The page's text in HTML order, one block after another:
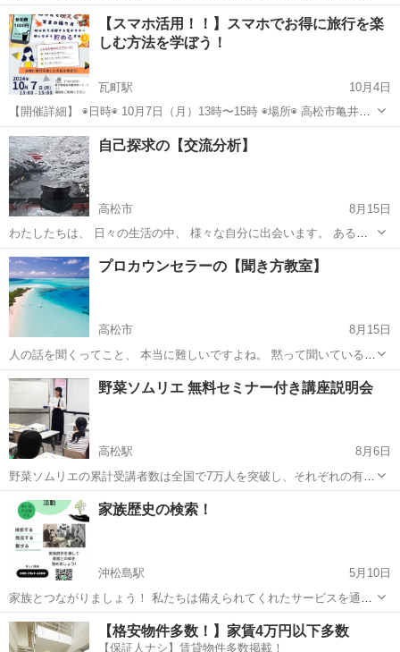
す お片付けで5つのお得をゲット❣️ お片付けは簡単3ステップ♪ キレイ
が続く仕掛けの作り方教えます 日時 ２／６（水）13:00〜15:00 会場
...
香川 観音寺市 生活知識 リール
【スマホ活用！！】スマホでお得に旅行を楽
しむ方法を学ぼう！
瓦町駅
10月4日
【開催詳細】 ◉日時◉ 10月7日（月）13時〜15時 ◉場所◉ 高松市亀井町
12-2 2F（階段をご利用ください） 「雅代ん家」 ◉料金◉ 1,000円 ⭐️嬉
しい飲み物🧋プレゼント付🎁 ◉内容◉ ＼🍁旅行...
香川 高松市 瓦町駅 その他 料金
自己探求の【交流分析】
高松市
8月15日
わたしたちは、 日々の生活の中、 様々な自分に出会います。 あると
きは、 従順で、素直で、やさしい。 あるときは、 大胆で、不屈で、
たのもしい。 陰があれば、陽もあり、 場面場面で、 違...
香川 高松市 心理学
プロカウンセラーの【聞き方教室】
高松市
8月15日
人の話を聞くってこと、 本当に難しいですよね。 黙って聞いているこ
と、 できなくて、 自分の意見や感想など、 つい言ってしまう。 だか
ら偉そうにも、 卑屈にもならず、 水を差さない、 評...
香川 高松市 心理学 講座
野菜ソムリエ 無料セミナー付き講座説明会
高松駅
8月6日
野菜ソムリエの累計受講者数は全国で7万人を突破し、それぞれの有資
格者が地域の野菜や果物の魅力を伝えるために様々な活動をしていま
す。 【無料セミナー付き講座説明会の概要】 “野菜ソムリエ”が野菜・
果物についてわかりやす...
香川 高松市 高松駅 その他
家族歴史の検索！
沖松島駅
5月10日
家族とつながりましょう！ 私たちは備えられてくれたサービスを通し
て家族歴史に関する初級者をお手伝えできます！ ボランティアとして
働いていますので、あなたの暇な時間を調整して、会いましょう！ ズ
香川 高松市 沖松島駅 生活知識
【格安物件多数！】家賃4万円以下多数
【保証人ナシ】賃貸物件多数掲載！